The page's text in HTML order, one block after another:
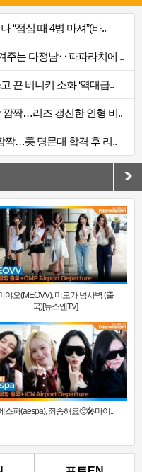
“점심 때 4병 마셔”(바..
주는 다정남‥파파라치에 ..
끈 비니키 소화 ‘역대급..
깜짝…리즈 갱신한 인형 비..
짝…美 명문대 합격 후 리..
야오(MEOVV), 미모가 넘사벽 (출
국)[뉴스엔TV]
스파(aespa), 죄송해요🥺🎤마이..